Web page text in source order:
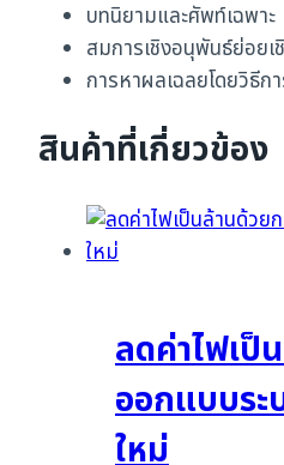
บทนิยามและศัพท์เฉพาะ
สมการเชิงอนุพันธ์ย่อย
การหาผลเฉลยโดยวิธีก
สินค้าที่เกี่ยวข้อง
ลดค่าไฟเป็
ออกแบบระ
ใหม่